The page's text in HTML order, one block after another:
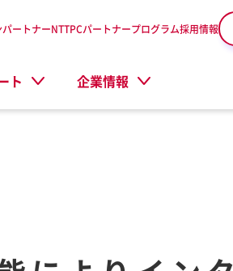
ト 企業情報
ートナーNTTPCパートナープログラム採用情報